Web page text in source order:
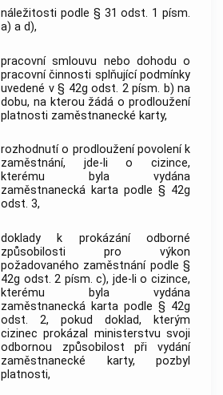
náležitosti podle § 31 odst. 1 písm.
a) a d),
pracovní smlouvu nebo dohodu o
pracovní činnosti splňující podmínky
uvedené v § 42g odst. 2 písm. b) na
dobu, na kterou žádá o prodloužení
platnosti zaměstnanecké karty,
rozhodnutí o prodloužení povolení k
zaměstnání, jde-li o cizince,
kterému byla vydána
zaměstnanecká karta podle § 42g
odst. 3,
doklady k prokázání odborné
způsobilosti pro výkon
požadovaného zaměstnání podle §
42g odst. 2 písm. c), jde-li o cizince,
kterému byla vydána
zaměstnanecká karta podle § 42g
odst. 2, pokud doklad, kterým
cizinec prokázal ministerstvu svoji
odbornou způsobilost při vydání
zaměstnanecké karty, pozbyl
platnosti,